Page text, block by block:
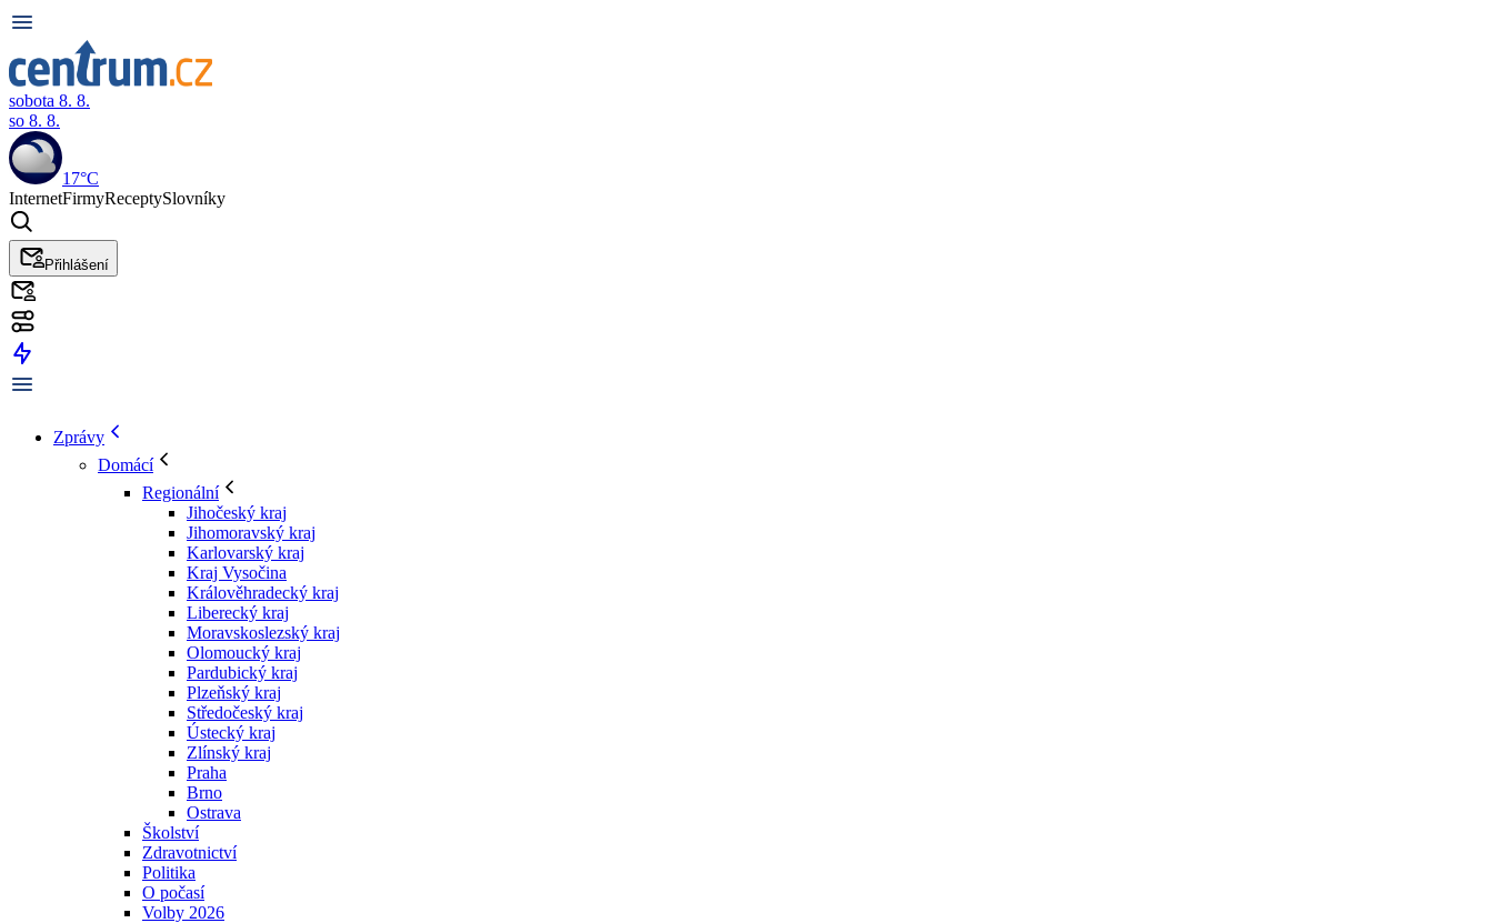
sobota 8. 8.
so 8. 8.
17°C
InternetFirmyReceptySlovníky
Přihlášení
Zprávy
Domácí
Regionální
Jihočeský kraj
Jihomoravský kraj
Karlovarský kraj
Kraj Vysočina
Králověhradecký kraj
Liberecký kraj
Moravskoslezský kraj
Olomoucký kraj
Pardubický kraj
Plzeňský kraj
Středočeský kraj
Ústecký kraj
Zlínský kraj
Praha
Brno
Ostrava
Školství
Zdravotnictví
Politika
O počasí
Volby 2026